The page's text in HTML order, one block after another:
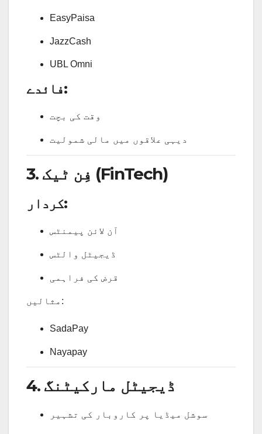
EasyPaisa
JazzCash
UBL Omni
فائدے:
وقت کی بچت
دیہی علاقوں میں مالی شمولیت
3. فِن ٹیک (FinTech)
کردار:
آن لائن پیمنٹس
ڈیجیٹل والٹس
قرض کی فراہمی
مثالیں:
SadaPay
Nayapay
4. ڈیجیٹل مارکیٹنگ
سوشل میڈیا پر کاروبار کی تشہیر